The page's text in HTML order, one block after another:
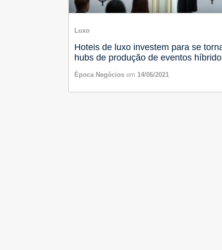
Luxo
Hoteis de luxo investem para se
hubs de produção de eventos
Época Negócios em 14/06/2021